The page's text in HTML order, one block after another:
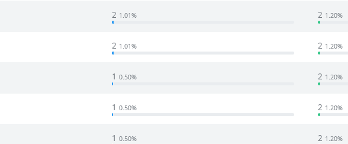
2 1.01% 2 1.20%
2 1.01% 2 1.20%
10.50% 2 1.20%
10.50% 2 1.20%
10.50% 2 1.20%